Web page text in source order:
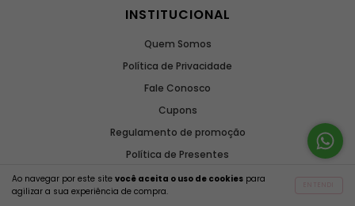
Ao navegar por este site você aceita o uso de cookies para
agilizar a sua experiência de compra.
INSTITUCIONAL
Quem Somos
Política de Privacidade
Fale Conosco
Cupons
Regulamento de promoção
Política de Presentes
Política de Cashback
Rastrear meu Pedido